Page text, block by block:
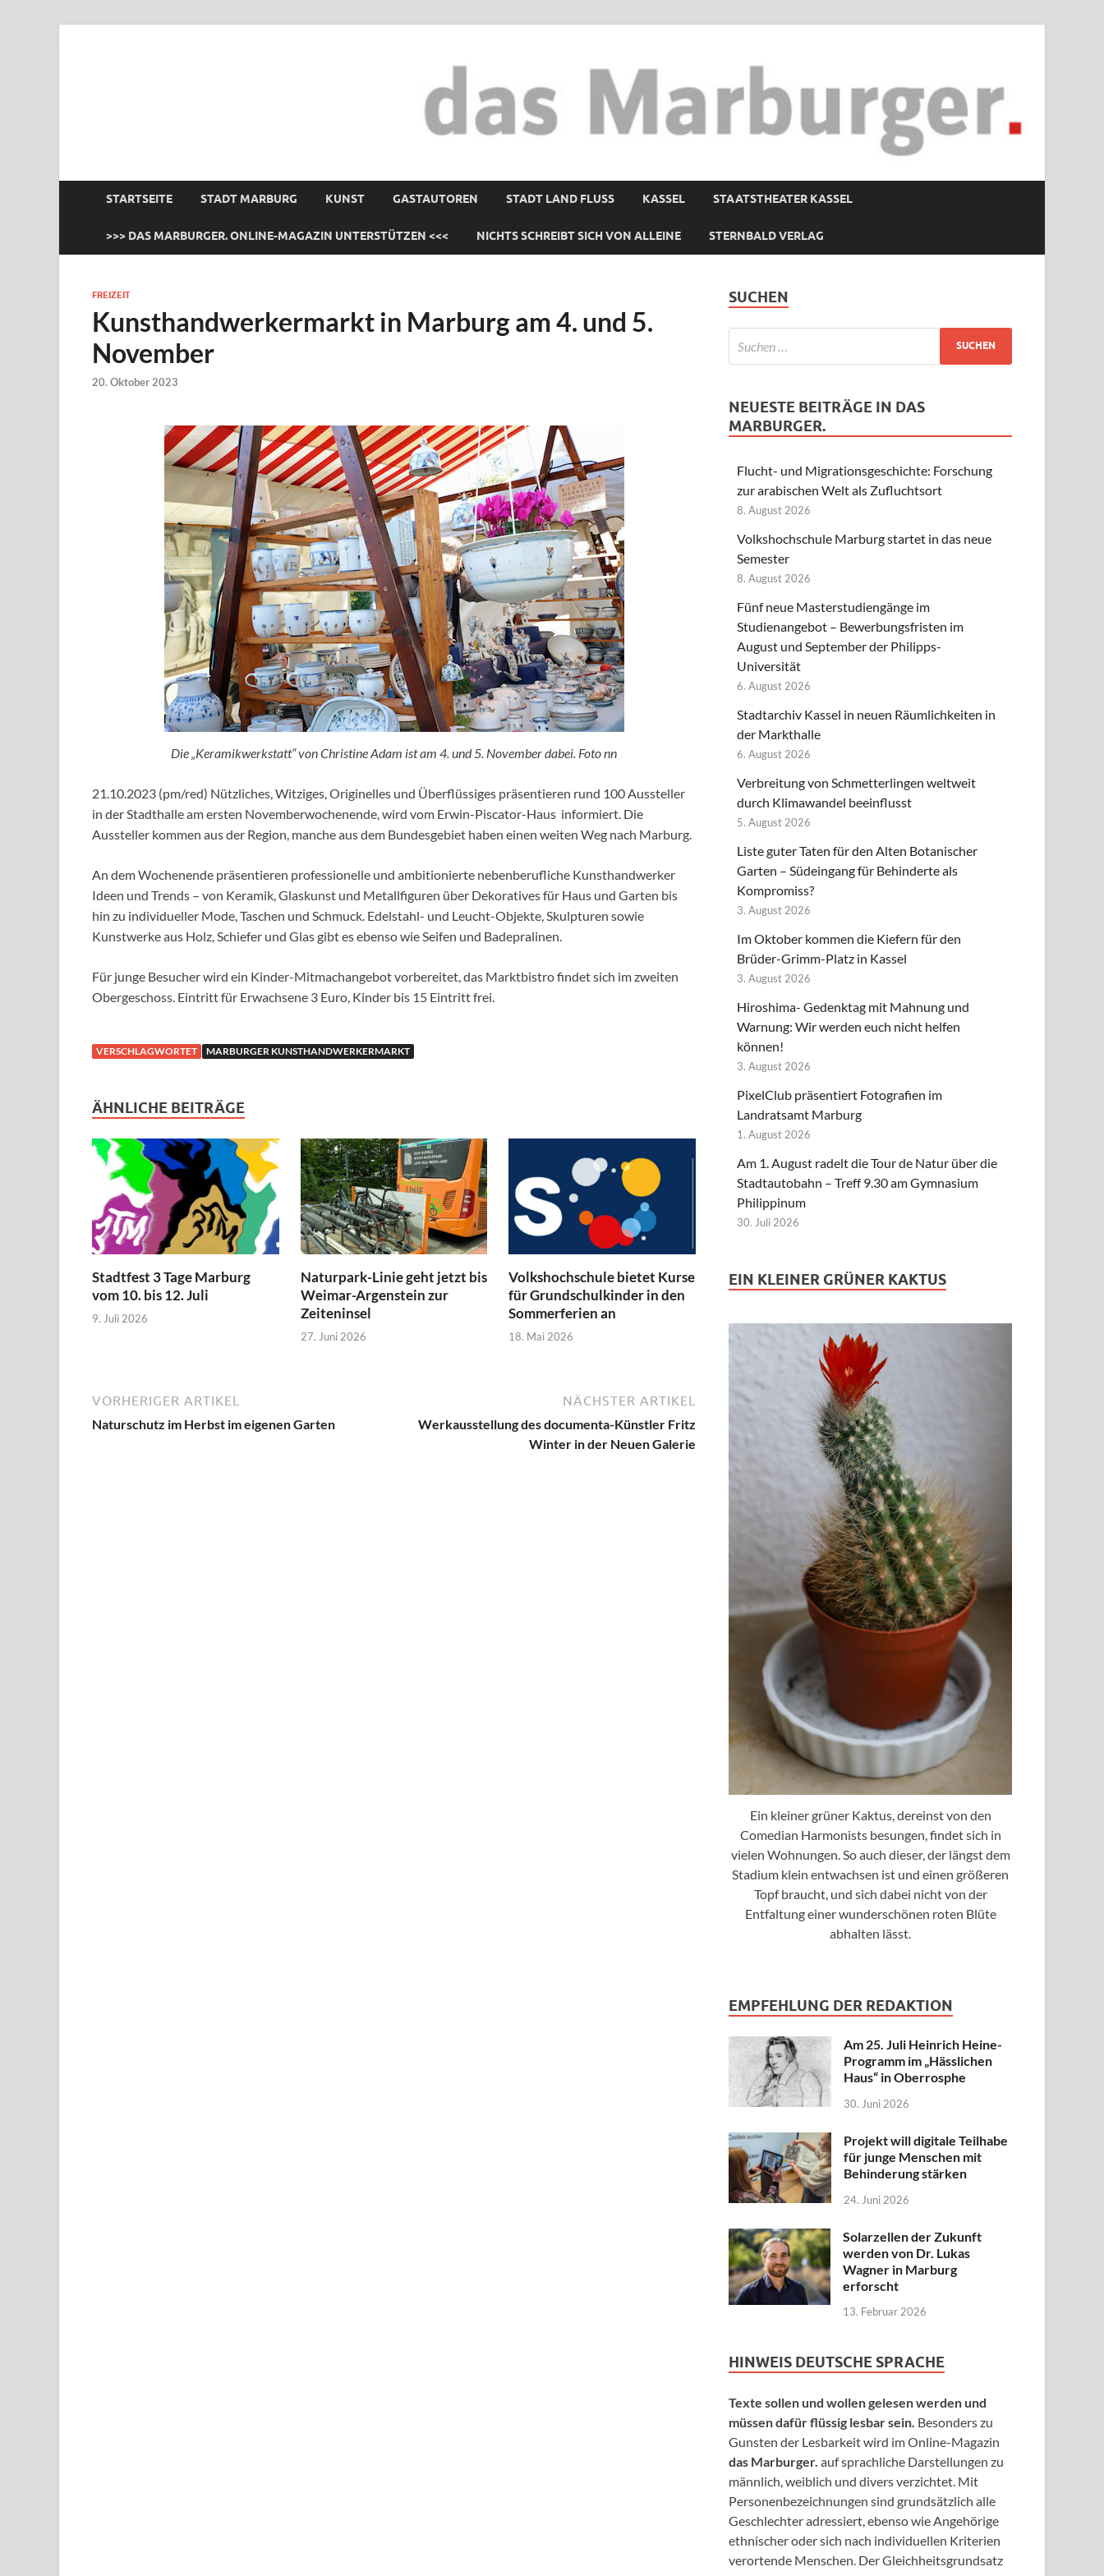
STARTSEITE STADT MARBURG KUNST GASTAUTOREN STADT LAND FLUSS KASSEL STAATSTHEATER KASSEL
>>> DAS MARBURGER. ONLINE-MAGAZIN UNTERSTÜTZEN <<< NICHTS SCHREIBT SICH VON ALLEINE STERNBALD VERLAG
FREIZEIT
Kunsthandwerkermarkt in Marburg am 4. und 5.
November
20. Oktober 2023
Die „Keramikwerkstatt“ von Christine Adam ist am 4. und 5. November dabei. Foto nn
21.10.2023 (pm/red) Nützliches, Witziges, Originelles und Überflüssiges präsentieren rund 100 Aussteller
in der Stadthalle am ersten Novemberwochenende, wird vom Erwin-Piscator-Haus informiert. Die
Aussteller kommen aus der Region, manche aus dem Bundesgebiet haben einen weiten Weg nach Marburg.
An dem Wochenende präsentieren professionelle und ambitionierte nebenberufliche Kunsthandwerker
Ideen und Trends – von Keramik, Glaskunst und Metallfiguren über Dekoratives für Haus und Garten bis
hin zu individueller Mode, Taschen und Schmuck. Edelstahl- und Leucht-Objekte, Skulpturen sowie
Kunstwerke aus Holz, Schiefer und Glas gibt es ebenso wie Seifen und Badepralinen.
Für junge Besucher wird ein Kinder-Mitmachangebot vorbereitet, das Marktbistro findet sich im zweiten
Obergeschoss. Eintritt für Erwachsene 3 Euro, Kinder bis 15 Eintritt frei.
VERSCHLAGWORTET MARBURGER KUNSTHANDWERKERMARKT
ÄHNLICHE BEITRÄGE
Stadtfest 3 Tage Marburg
vom 10. bis 12. Juli
9. Juli 2026
Naturpark-Linie geht jetzt bis
Weimar-Argenstein zur
Zeiteninsel
27. Juni 2026
Volkshochschule bietet Kurse
für Grundschulkinder in den
Sommerferien an
18. Mai 2026
VORHERIGER ARTIKEL
Naturschutz im Herbst im eigenen Garten
NÄCHSTER ARTIKEL
Werkausstellung des documenta-Künstler Fritz
Winter in der Neuen Galerie
SUCHEN
NEUESTE BEITRÄGE IN DAS
MARBURGER.
Flucht- und Migrationsgeschichte: Forschung
zur arabischen Welt als Zufluchtsort
8. August 2026
Volkshochschule Marburg startet in das neue
Semester
8. August 2026
Fünf neue Masterstudiengänge im
Studienangebot – Bewerbungsfristen im
August und September der Philipps-
Universität
6. August 2026
Stadtarchiv Kassel in neuen Räumlichkeiten in
der Markthalle
6. August 2026
Verbreitung von Schmetterlingen weltweit
durch Klimawandel beeinflusst
5. August 2026
Liste guter Taten für den Alten Botanischer
Garten – Südeingang für Behinderte als
Kompromiss?
3. August 2026
Im Oktober kommen die Kiefern für den
Brüder-Grimm-Platz in Kassel
3. August 2026
Hiroshima- Gedenktag mit Mahnung und
Warnung: Wir werden euch nicht helfen
können!
3. August 2026
PixelClub präsentiert Fotografien im
Landratsamt Marburg
1. August 2026
Am 1. August radelt die Tour de Natur über die
Stadtautobahn – Treff 9.30 am Gymnasium
Philippinum
30. Juli 2026
EIN KLEINER GRÜNER KAKTUS
Ein kleiner grüner Kaktus, dereinst von den
Comedian Harmonists besungen, findet sich in
vielen Wohnungen. So auch dieser, der längst dem
Stadium klein entwachsen ist und einen größeren
Topf braucht, und sich dabei nicht von der
Entfaltung einer wunderschönen roten Blüte
abhalten lässt.
EMPFEHLUNG DER REDAKTION
Am 25. Juli Heinrich Heine-
Programm im „Hässlichen
Haus“ in Oberrosphe
30. Juni 2026
Projekt will digitale Teilhabe
für junge Menschen mit
Behinderung stärken
24. Juni 2026
Solarzellen der Zukunft
werden von Dr. Lukas
Wagner in Marburg
erforscht
13. Februar 2026
HINWEIS DEUTSCHE SPRACHE
Texte sollen und wollen gelesen werden und
müssen dafür flüssig lesbar sein. Besonders zu
Gunsten der Lesbarkeit wird im Online-Magazin
das Marburger. auf sprachliche Darstellungen zu
männlich, weiblich und divers verzichtet. Mit
Personenbezeichnungen sind grundsätzlich alle
Geschlechter adressiert, ebenso wie Angehörige
ethnischer oder sich nach individuellen Kriterien
verortende Menschen. Der Gleichheitsgrundsatz